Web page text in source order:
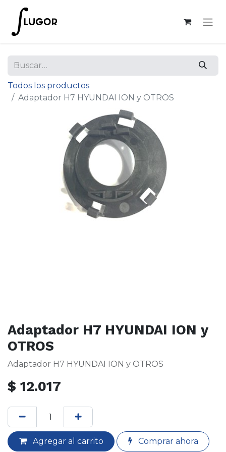
Todos los productos
Adaptador H7 HYUNDAI ION y OTROS
Adaptador H7 HYUNDAI ION y
OTROS
Adaptador H7 HYUNDAI ION y OTROS
$ 12.017
Agregar al carrito Comprar ahora